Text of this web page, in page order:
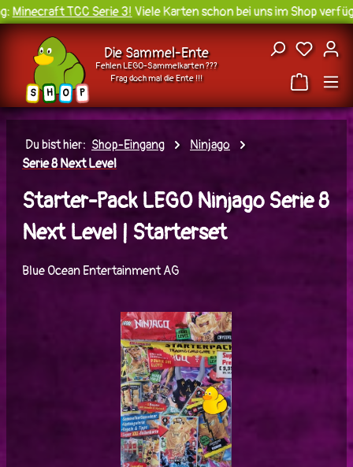
Zum Hauptinhalt springen
Minecraft TCC Serie 3!Viele Karten schon bei uns im Shop
S H O P
Die Sammel-Ente
Fehlen LEGO-Sammelkarten ???
Frag doch mal die Ente !!!
Du
Du bist hier: Shop-Eingang
Ninjago
Serie 8 Next Level
Starter-Pack LEGO Ninjago Serie 8
Next Level | Starterset
Blue Ocean Entertainment AG
Bildergalerie überspringen